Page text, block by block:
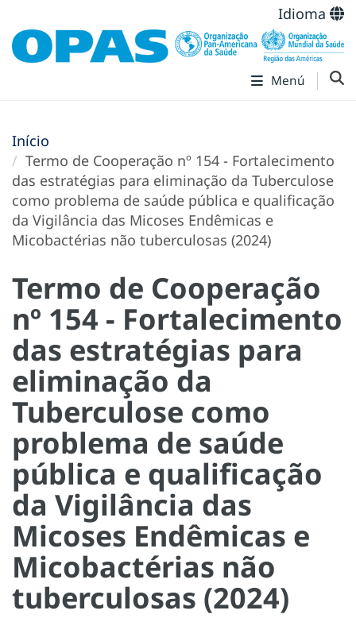
Idioma
Menú
Início
Termo de Cooperação nº 154 - Fortalecimento
das estratégias para eliminação da Tuberculose
como problema de saúde pública e qualificação
da Vigilância das Micoses Endêmicas e
Micobactérias não tuberculosas (2024)
Termo de Cooperação
nº 154 - Fortalecimento
das estratégias para
eliminação da
Tuberculose como
problema de saúde
pública e qualificação
da Vigilância das
Micoses Endêmicas e
Micobactérias não
tuberculosas (2024)